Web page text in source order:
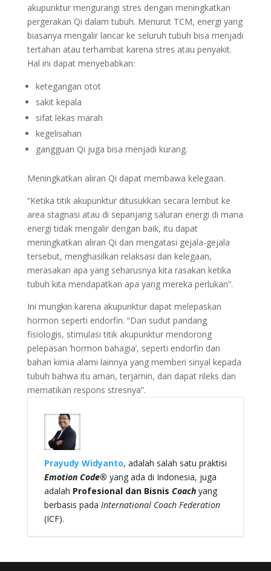
akupunktur mengurangi stres dengan meningkatkan
pergerakan Qi dalam tubuh. Menurut TCM, energi yang
biasanya mengalir lancar ke seluruh tubuh bisa menjadi
tertahan atau terhambat karena stres atau penyakit.
Hal ini dapat menyebabkan:
ketegangan otot
sakit kepala
sifat lekas marah
kegelisahan
gangguan Qi juga bisa menjadi kurang.
Meningkatkan aliran Qi dapat membawa kelegaan.
“Ketika titik akupunktur ditusukkan secara lembut ke
area stagnasi atau di sepanjang saluran energi di mana
energi tidak mengalir dengan baik, itu dapat
meningkatkan aliran Qi dan mengatasi gejala-gejala
tersebut, menghasilkan relaksasi dan kelegaan,
merasakan apa yang seharusnya kita rasakan ketika
tubuh kita mendapatkan apa yang mereka perlukan”.
Ini mungkin karena akupunktur dapat melepaskan
hormon seperti endorfin. “Dari sudut pandang
fisiologis, stimulasi titik akupunktur mendorong
pelepasan ‘hormon bahagia’, seperti endorfin dan
bahan kimia alami lainnya yang memberi sinyal kepada
tubuh bahwa itu aman, terjamin, dan dapat rileks dan
mematikan respons stresnya”.
Prayudy Widyanto, adalah salah satu praktisi
Emotion Code® yang ada di Indonesia, juga
adalah Profesional dan Bisnis Coachyang
berbasis pada International Coach Federation
(ICF).